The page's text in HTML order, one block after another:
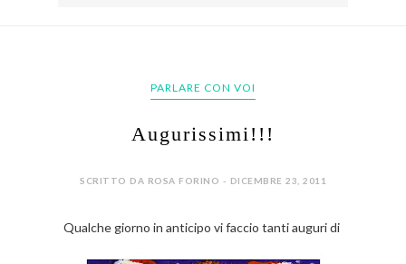
PARLARE CON VOI
Augurissimi!!!
SCRITTO DA ROSA FORINO - DICEMBRE 23, 2011
Qualche giorno in anticipo vi faccio tanti auguri di